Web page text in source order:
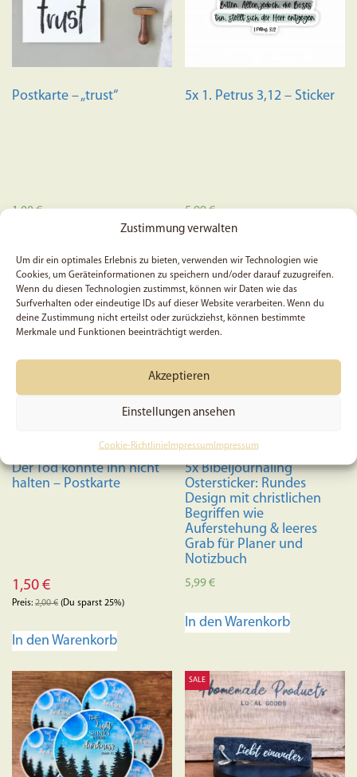
Zustimmung verwalten
Um dir ein optimales Erlebnis zu bieten, verwenden wir Technologien wie
Cookies, um Geräteinformationen zu speichern und/oder darauf zuzugreifen.
Wenn du diesen Technologien zustimmst, können wir Daten wie das
Surfverhalten oder eindeutige IDs auf dieser Website verarbeiten. Wenn du
deine Zustimmung nicht erteilst oder zurückziehst, können bestimmte
Merkmale und Funktionen beeinträchtigt werden.
Akzeptieren
Einstellungen ansehen
Cookie-RichtlinieImpressum Impressum
Postkarte – „trust“
1,00€
5x 1. Petrus 3,12 – Sticker
5,99€
SALE
Der Tod konnte ihn nicht
halten – Postkarte
1,50 €
Preis: 2,00€ (Du sparst 25%)
In den Warenkorb
5x Bibeljournaling
Ostersticker: Rundes
Design mit christlichen
Begriffen wie
Auferstehung & leeres
Grab für Planer und
Notizbuch
5,99€
In den Warenkorb
SALE